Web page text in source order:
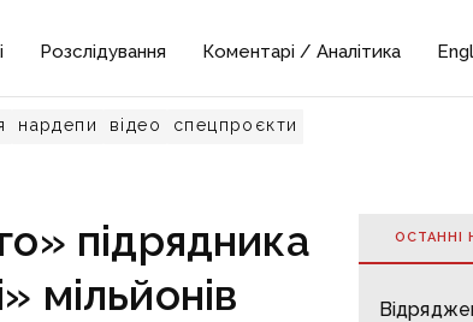
Розслідування Коментарі / Аналітика
нардепи відео спецпроєкти
підрядника
мільйонів
ОСТАННІ